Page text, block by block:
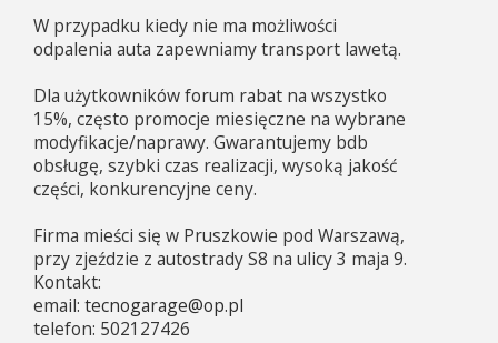
W przypadku kiedy nie ma możliwości
odpalenia auta zapewniamy transport lawetą.
Dla użytkowników forum rabat na wszystko
15%, często promocje miesięczne na wybrane
modyfikacje/naprawy. Gwarantujemy bdb
obsługę, szybki czas realizacji, wysoką jakość
części, konkurencyjne ceny.
Firma mieści się w Pruszkowie pod Warszawą,
przy zjeździe z autostrady S8 na ulicy 3 maja 9.
Kontakt:
email: tecnogarage@op.pl
telefon: 502127426